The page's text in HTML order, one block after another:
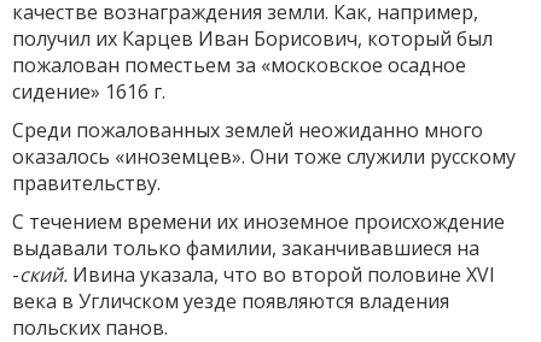
качестве вознаграждения земли. Как, например,
получил их Карцев Иван Борисович, который был
пожалован поместьем за «московское осадное
сидение» 1616 г.
Среди пожалованных землей неожиданно много
оказалось «иноземцев». Они тоже служили русскому
правительству.
С течением времени их иноземное происхождение
выдавали только фамилии, заканчивавшиеся на
-ский. Ивина указала, что во второй половине XVI
века в Угличском уезде появляются владения
польских панов.